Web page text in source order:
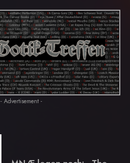
- Advertisement -